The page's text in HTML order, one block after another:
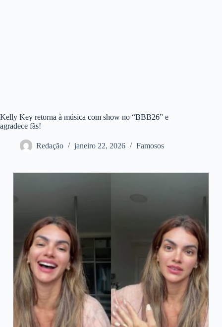
Kelly Key retorna à música com show no “BBB26” e
agradece fãs!
Redação janeiro 22, 2026 Famosos